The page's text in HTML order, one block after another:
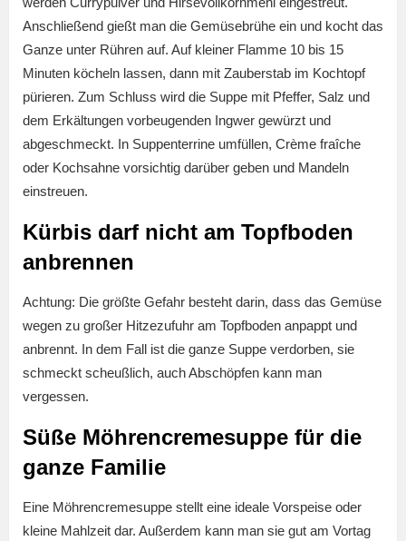
Anschließend gießt man die Gemüsebrühe ein und kocht das
Ganze unter Rühren auf. Auf kleiner Flamme 10 bis 15
Minuten köcheln lassen, dann mit Zauberstab im Kochtopf
pürieren. Zum Schluss wird die Suppe mit Pfeffer, Salz und
dem Erkältungen vorbeugenden Ingwer gewürzt und
abgeschmeckt. In Suppenterrine umfüllen, Crème fraîche
oder Kochsahne vorsichtig darüber geben und Mandeln
einstreuen.
Kürbis darf nicht am Topfboden
anbrennen
Achtung: Die größte Gefahr besteht darin, dass das Gemüse
wegen zu großer Hitzezufuhr am Topfboden anpappt und
anbrennt. In dem Fall ist die ganze Suppe verdorben, sie
schmeckt scheußlich, auch Abschöpfen kann man
vergessen.
Süße Möhrencremesuppe für die
ganze Familie
Eine Möhrencremesuppe stellt eine ideale Vorspeise oder
kleine Mahlzeit dar. Außerdem kann man sie gut am Vortag